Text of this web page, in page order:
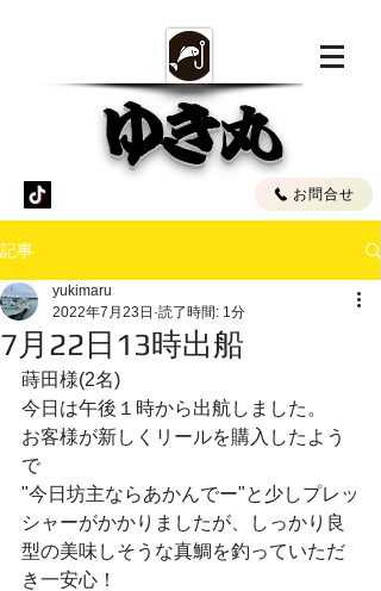
ゆき丸
お問合せ
記事
7月22日13時出船
yukimaru
2022年7月23日 読了時間: 1分
蒔田様(2名)
今日は午後１時から出航しました。
お客様が新しくリールを購入したよう
で
"今日坊主ならあかんでー"と少しプレッ
シャーがかかりましたが、しっかり良
型の美味しそうな真鯛を釣っていただ
き一安心！